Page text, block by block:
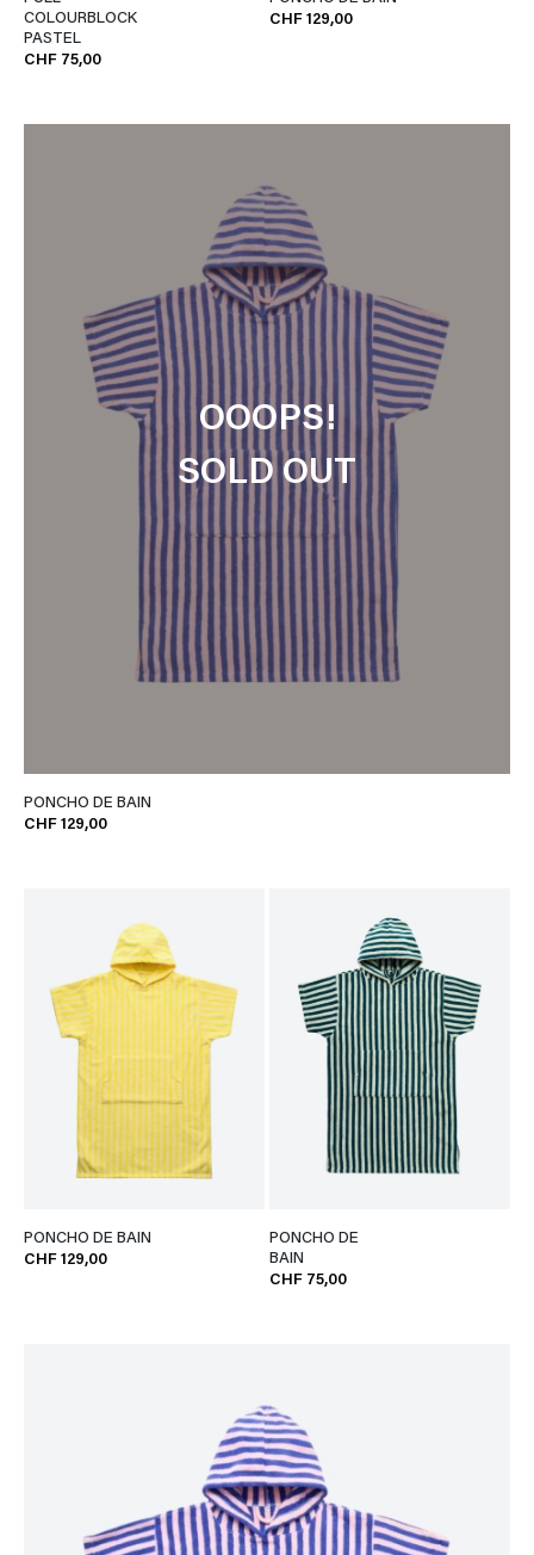
COLOURBLOCK
PASTEL
CHF 75,00
CHF 129,00
OOOPS!
SOLD OUT
PONCHO DE BAIN
CHF 129,00
PONCHO DE BAIN
CHF 129,00
PONCHO DE
BAIN
CHF 75,00